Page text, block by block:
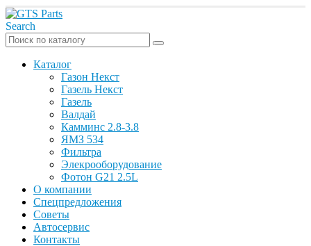
Search
Каталог
Газон Некст
Газель Некст
Газель
Валдай
Камминс 2.8-3.8
ЯМЗ 534
Фильтра
Элекрооборудование
Фотон G21 2.5L
О компании
Спецпредложения
Советы
Автосервис
Контакты